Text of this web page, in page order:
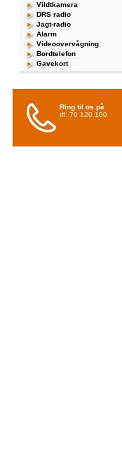
Vildtkamera
DRS radio
Jagt-radio
Alarm
Videoovervågning
Bordtelefon
Gavekort
Ring til os på
tlf: 70 120 100